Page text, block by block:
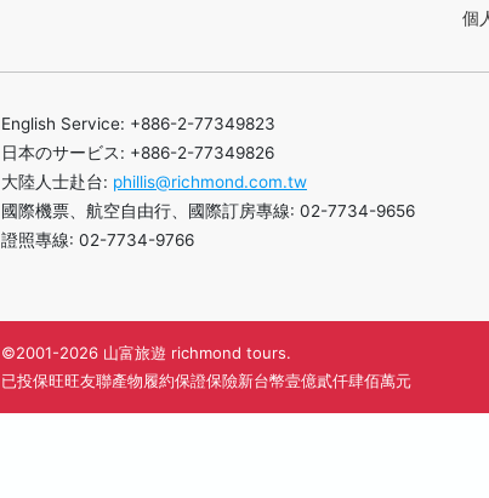
個
English Service: +886-2-77349823
日本のサービス: +886-2-77349826
大陸人士赴台: phillis@richmond.com.tw
國際機票、航空自由行、國際訂房專線: 02-7734-9656
證照專線: 02-7734-9766
©2001-2026 山富旅遊 richmond tours.
已投保旺旺友聯產物履約保證保險新台幣壹億貳仟肆佰萬元